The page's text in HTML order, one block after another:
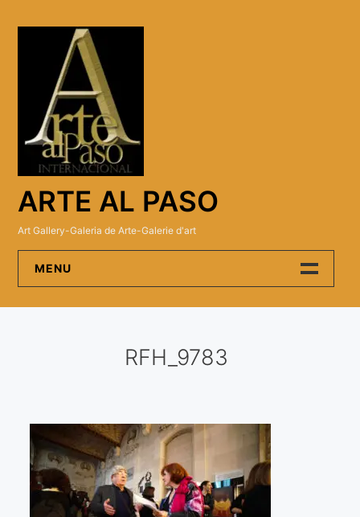
ARTE AL PASO
Art Gallery-Galeria de Arte-Galerie d'art
MENU
Visitas a los ateliers o talleres de artistas
Presse
Qué dicen de nosotros?
RFH_9783